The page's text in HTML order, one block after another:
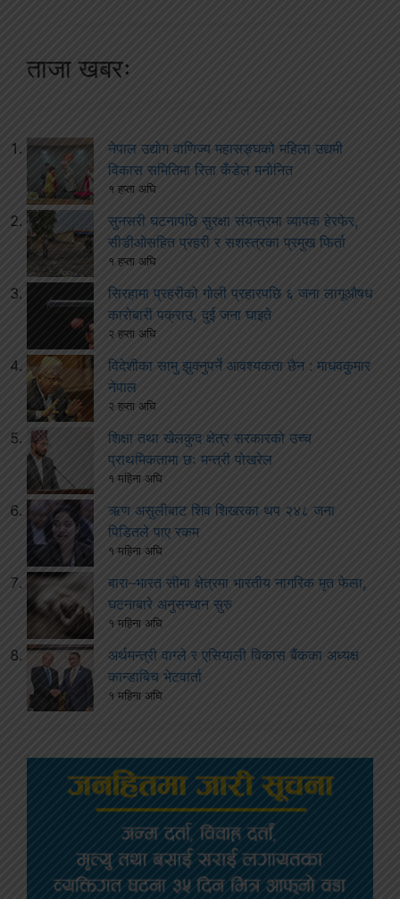
ताजा खबरः
नेपाल उद्योग वाणिज्य महासङ्घको महिला उद्यमी
विकास समितिमा रिता कँडेल मनोनित
१ हप्ता अघि
सुनसरी घटनापछि सुरक्षा संयन्त्रमा व्यापक हेरफेर,
सीडीओसहित प्रहरी र सशस्त्रका प्रमुख फिर्ता
१ हप्ता अघि
सिरहामा प्रहरीको गोली प्रहारपछि ६ जना लागूऔषध
कारोबारी पक्राउ, दुई जना घाइते
२ हप्ता अघि
विदेशीका सामु झुक्नुपर्ने आवश्यकता छैन : माधवकुमार
नेपाल
२ हप्ता अघि
शिक्षा तथा खेलकुद क्षेत्र सरकारको उच्च
प्राथमिकतामा छः मन्त्री पोखरेल
१ महिना अघि
ऋण असुलीबाट शिव शिखरका थप २४८ जना
पिडितले पाए रकम
१ महिना अघि
बारा–भारत सीमा क्षेत्रमा भारतीय नागरिक मृत फेला,
घटनाबारे अनुसन्धान सुरु
१ महिना अघि
अर्थमन्त्री वाग्ले र एसियाली विकास बैंकका अध्यक्ष
कान्डाबिच भेटवार्ता
१ महिना अघि